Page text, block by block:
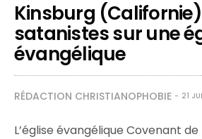
Kinsburg
satanistes sur une
évangélique
RÉDACTION CHRISTIANOPHOBIE 21
L’église évangélique Covenant